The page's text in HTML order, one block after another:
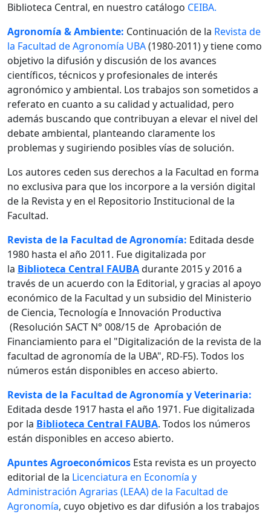
Biblioteca Central, en nuestro catálogo CEIBA.
Agronomía & Ambiente: Continuación de la Revista de
la Facultad de Agronomía UBA(1980-2011) y tiene como
objetivo la difusión y discusión de los avances
científicos, técnicos y profesionales de interés
agronómico y ambiental. Los trabajos son sometidos a
referato en cuanto a su calidad y actualidad, pero
además buscando que contribuyan a elevar el nivel del
debate ambiental, planteando claramente los
problemas y sugiriendo posibles vías de solución.
Los autores ceden sus derechos a la Facultad en forma
no exclusiva para que los incorpore a la versión digital
de la Revista y en el Repositorio Institucional de la
Facultad.
Revista de la Facultad de Agronomía: Editada desde
1980 hasta el año 2011. Fue digitalizada por
la Biblioteca Central FAUBAdurante 2015 y 2016 a
través de un acuerdo con la Editorial, y gracias al apoyo
económico de la Facultad y un subsidio del Ministerio
de Ciencia, Tecnología e Innovación Productiva
(Resolución SACT N° 008/15 de Aprobación de
Financiamiento para el "Digitalización de la revista de la
facultad de agronomía de la UBA", RD-F5). Todos los
números están disponibles en acceso abierto.
Revista de la Facultad de Agronomía y Veterinaria:
Editada desde 1917 hasta el año 1971. Fue digitalizada
por la Biblioteca Central FAUBA. Todos los números
están disponibles en acceso abierto.
Apuntes Agroeconómicos Esta revista es un proyecto
editorial de la Licenciatura en Economía y
Administración Agrarias (LEAA) de la Facultad de
Agronomía, cuyo objetivo es dar difusión a los trabajos